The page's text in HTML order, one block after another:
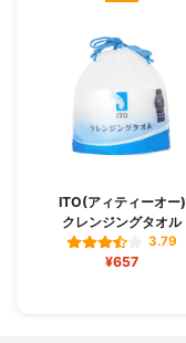
ITO(アィティーオー)
クレンジングタオル
3.79
¥657